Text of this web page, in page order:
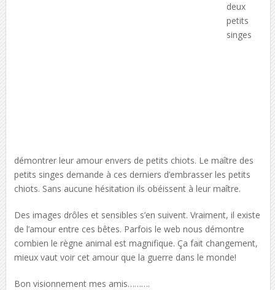
deux
petits
singes
démontrer leur amour envers de petits chiots. Le maître des
petits singes demande à ces derniers d’embrasser les petits
chiots. Sans aucune hésitation ils obéissent à leur maître.
Des images drôles et sensibles s’en suivent. Vraiment, il existe
de l’amour entre ces bêtes. Parfois le web nous démontre
combien le règne animal est magnifique. Ça fait changement,
mieux vaut voir cet amour que la guerre dans le monde!
Bon visionnement mes amis……….